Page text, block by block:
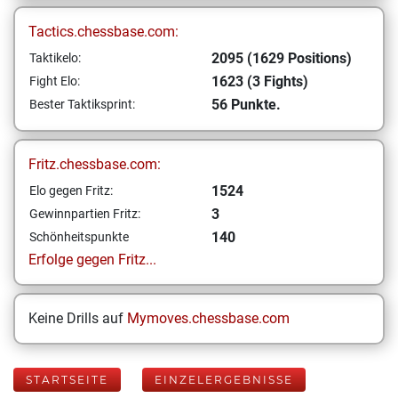
Tactics.chessbase.com:
Taktikelo: 2095 (1629 Positions)
Fight Elo: 1623 (3 Fights)
Bester Taktiksprint: 56 Punkte.
Fritz.chessbase.com:
Elo gegen Fritz: 1524
Gewinnpartien Fritz: 3
Schönheitspunkte
140
Erfolge gegen Fritz...
Keine Drills auf Mymoves.chessbase.com
STARTSEITE EINZELERGEBNISSE